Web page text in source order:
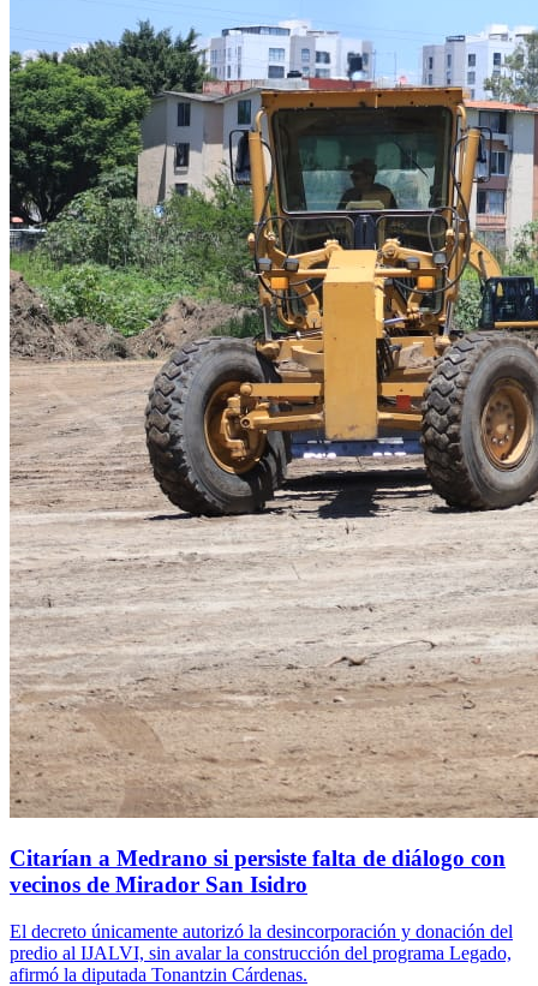
Citarían a Medrano si persiste falta de diálogo con
vecinos de Mirador San Isidro
El decreto únicamente autorizó la desincorporación y donación del
predio al IJALVI, sin avalar la construcción del programa Legado,
afirmó la diputada Tonantzin Cárdenas.